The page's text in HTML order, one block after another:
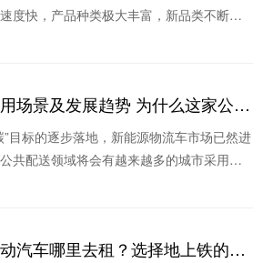
度快，产品种类极大丰富，新品类不断涌
发展趋势 为什么这家公司
”目标的逐步落地，新能源物流车市场已然进
共配送领域将会有越来越多的城市采用新
汽车哪里去租？选择地上铁的理